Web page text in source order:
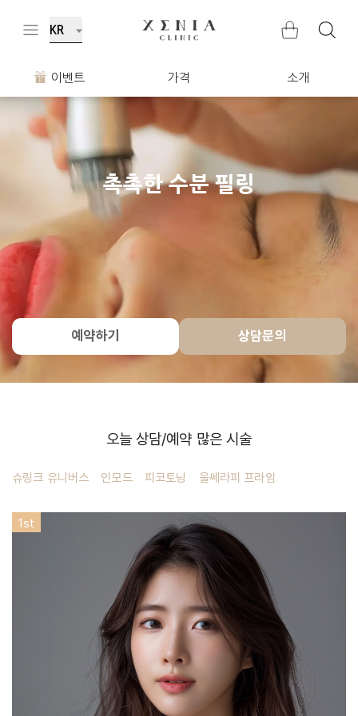
KR
이벤트 가격 소개
촉촉한 수분 필링
예약하기 상담문의
오늘 상담/예약 많은 시술
슈링크 유니버스 인모드 피코토닝 울쎄라피 프라임
1 st